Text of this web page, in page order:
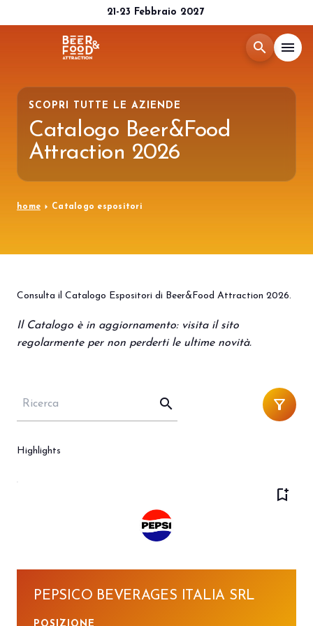
21-23 Febbraio 2027
search menu
Menù arrow_right
Esponi
Visita arrow_right
Porta il tuo business al centro
dell’innovazione Out of Home.
SCOPRI TUTTE LE AZIENDE
Catalogo Beer&Food
Attraction 2026
home arrow_right Catalogo espositori
Consulta il Catalogo Espositori di Beer&Food Attraction 2026.
Il Catalogo è in aggiornamento: visita il sito
regolarmente per non perderti le ultime novità.
search filter_alt
Highlights
bookmark_add
PEPSICO BEVERAGES ITALIA SRL